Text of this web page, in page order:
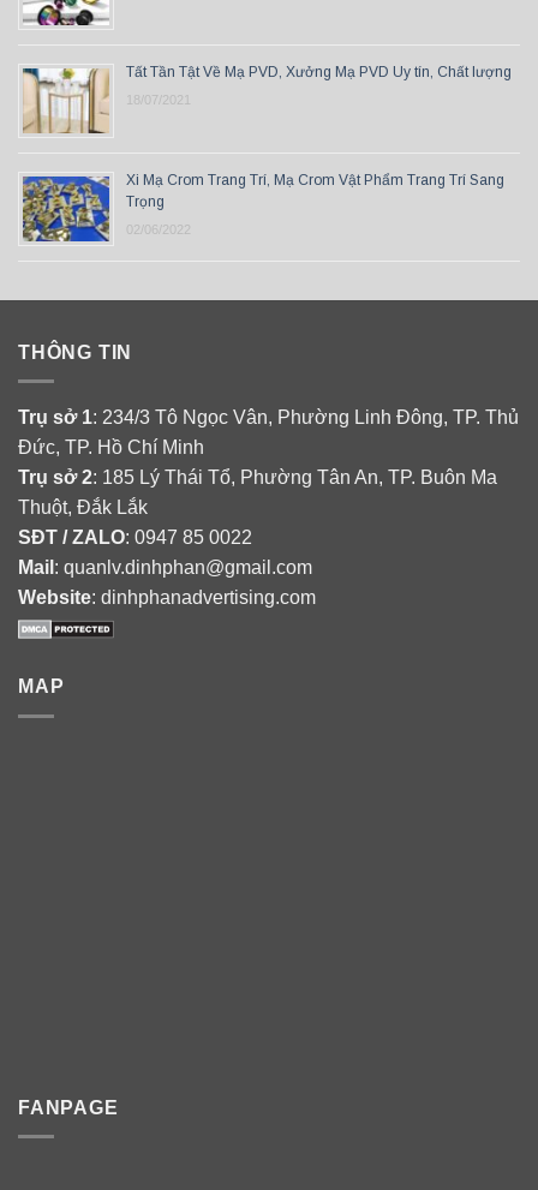
Tất Tần Tật Về Mạ PVD, Xưởng Mạ PVD Uy tín, Chất lượng
18/07/2021
Xi Mạ Crom Trang Trí, Mạ Crom Vật Phẩm Trang Trí Sang
Trọng
02/06/2022
THÔNG TIN
Trụ sở 1: 234/3 Tô Ngọc Vân, Phường Linh Đông, TP. Thủ
Đức, TP. Hồ Chí Minh
Trụ sở 2: 185 Lý Thái Tổ, Phường Tân An, TP. Buôn Ma
Thuột, Đắk Lắk
SĐT / ZALO: 0947 85 0022
Mail : quanlv.dinhphan@gmail.com
Website: dinhphanadvertising.com
MAP
FANPAGE